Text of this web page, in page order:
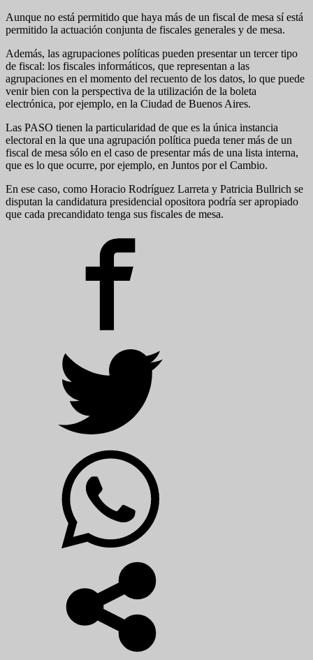
Aunque no está permitido que haya más de un fiscal de mesa sí está
permitido la actuación conjunta de fiscales generales y de mesa.
Además, las agrupaciones políticas pueden presentar un tercer tipo
de fiscal: los fiscales informáticos, que representan a las
agrupaciones en el momento del recuento de los datos, lo que puede
venir bien con la perspectiva de la utilización de la boleta
electrónica, por ejemplo, en la Ciudad de Buenos Aires.
Las PASO tienen la particularidad de que es la única instancia
electoral en la que una agrupación política pueda tener más de un
fiscal de mesa sólo en el caso de presentar más de una lista interna,
que es lo que ocurre, por ejemplo, en Juntos por el Cambio.
En ese caso, como Horacio Rodríguez Larreta y Patricia Bullrich se
disputan la candidatura presidencial opositora podría ser apropiado
que cada precandidato tenga sus fiscales de mesa.